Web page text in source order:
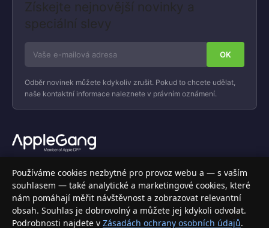
Získejte nejnovější novinky a
speciální slevy
Odběr novinek můžete kdykoliv zrušit. Pokud to chcete udělat,
naše kontaktní informace naleznete v právním oznámení.
Váš specializovaný obchod s Apple produkty, příslušenstvím a
elektronikou. Nakupujte bezpečně a s jistotou.
INFORMACE
Používáme cookies nezbytné pro provoz webu a — s vaším
souhlasem — také analytické a marketingové cookies, které
nám pomáhají měřit návštěvnost a zobrazovat relevantní
obsah. Souhlas je dobrovolný a můžete jej kdykoli odvolat.
Podrobnosti najdete v Zásadách ochrany osobních údajů.